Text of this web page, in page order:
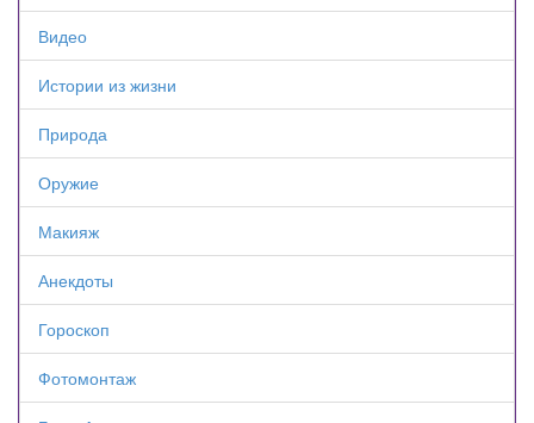
Видео
Истории из жизни
Природа
Оружие
Макияж
Анекдоты
Гороскоп
Фотомонтаж